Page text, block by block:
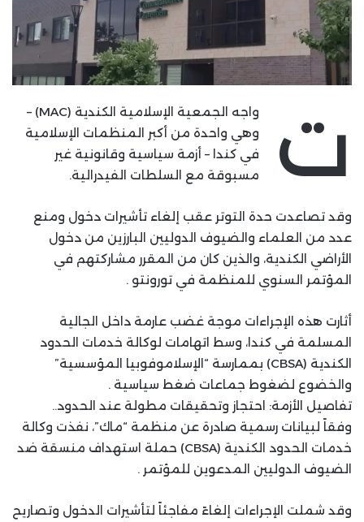
ت
واجه الجمعية الإسلامية الكندية (MAC) –
وهي واحدة من أكبر المنظمات الإسلامية
في كندا – أزمة سياسية وقانونية غير
مسبوقة مع السلطات الفيدرالية.
وقد تصاعدت حدة التوتر عقب إلغاء تأشيرات دخول ومنع
عدد من العلماء والضيوف الدوليين البارزين من دخول
الأراضي الكندية، والذين كان من المقرر مشاركتهم في
المؤتمر السنوي للمنظمة في تورونتو .
أثارت هذه الإجراءات موجة غضب عارمة داخل الجالية
المسلمة في كندا، وسط اتهامات لوكالة خدمات الحدود
الكندية (CBSA) بممارسة “الإسلاموفوبيا المؤسسية”
والخضوع لضغوط جماعات ضغط سياسية .
تفاصيل الأزمة: احتجاز وتحقيقات مطولة عند الحدود..
وفقاً لبيانات رسمية صادرة عن منظمة “ماك”، نفذت وكالة
خدمات الحدود الكندية (CBSA) حملة استهداف منسقة ضد
الضيوف الدوليين المدعوين للمؤتمر .
وقد شملت الإجراءات إلغاءً مفاجئاً لتأشيرات الدخول وتصاريح